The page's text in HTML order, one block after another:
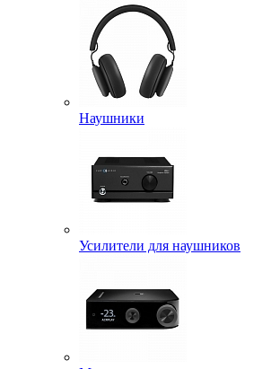
Наушники
Усилители для наушников